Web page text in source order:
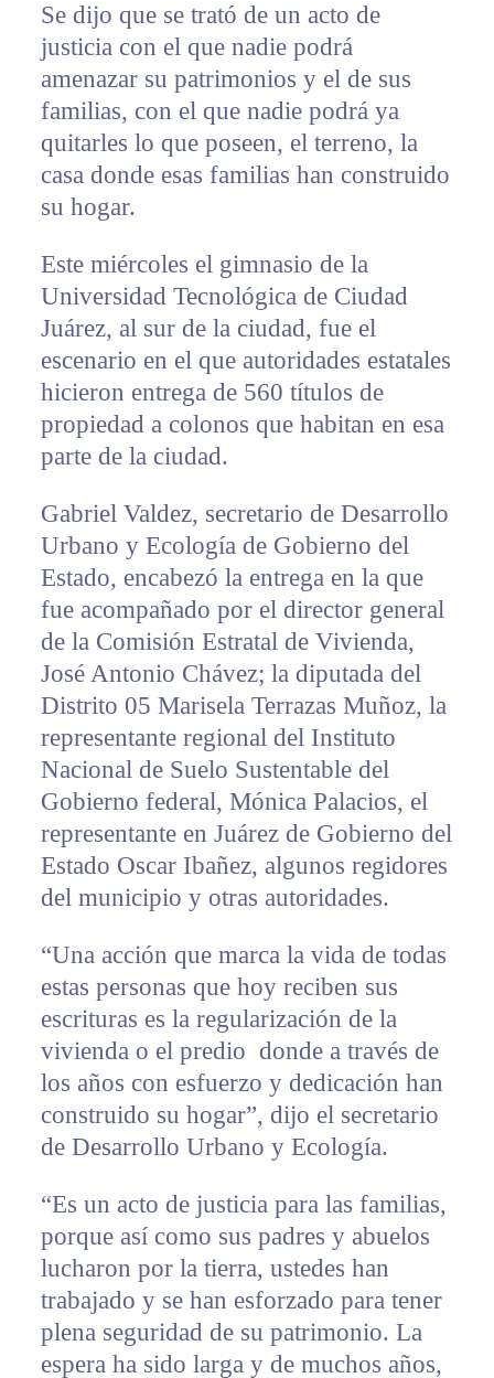
Se dijo que se trató de un acto de
justicia con el que nadie podrá
amenazar su patrimonios y el de sus
familias, con el que nadie podrá ya
quitarles lo que poseen, el terreno, la
casa donde esas familias han construido
su hogar.
Este miércoles el gimnasio de la
Universidad Tecnológica de Ciudad
Juárez, al sur de la ciudad, fue el
escenario en el que autoridades estatales
hicieron entrega de 560 títulos de
propiedad a colonos que habitan en esa
parte de la ciudad.
Gabriel Valdez, secretario de Desarrollo
Urbano y Ecología de Gobierno del
Estado, encabezó la entrega en la que
fue acompañado por el director general
de la Comisión Estratal de Vivienda,
José Antonio Chávez; la diputada del
Distrito 05 Marisela Terrazas Muñoz, la
representante regional del Instituto
Nacional de Suelo Sustentable del
Gobierno federal, Mónica Palacios, el
representante en Juárez de Gobierno del
Estado Oscar Ibañez, algunos regidores
del municipio y otras autoridades.
“Una acción que marca la vida de todas
estas personas que hoy reciben sus
escrituras es la regularización de la
vivienda o el predio donde a través de
los años con esfuerzo y dedicación han
construido su hogar”, dijo el secretario
de Desarrollo Urbano y Ecología.
“Es un acto de justicia para las familias,
porque así como sus padres y abuelos
lucharon por la tierra, ustedes han
trabajado y se han esforzado para tener
plena seguridad de su patrimonio. La
espera ha sido larga y de muchos años,